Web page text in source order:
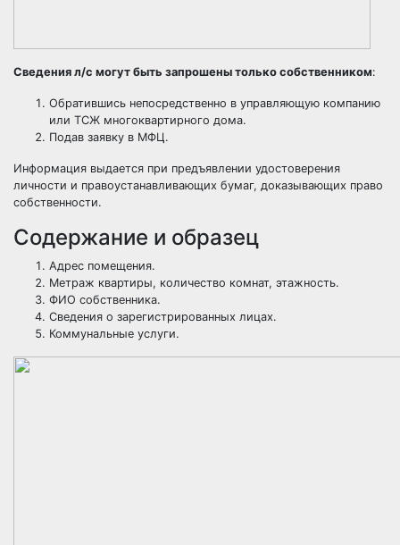
Сведения л/c могут быть запрошены только собственником:
Обратившись непосредственно в управляющую компанию
или ТСЖ многоквартирного дома.
Подав заявку в МФЦ.
Информация выдается при предъявлении удостоверения
личности и правоустанавливающих бумаг, доказывающих право
собственности.
Содержание и образец
Адрес помещения.
Метраж квартиры, количество комнат, этажность.
ФИО собственника.
Сведения о зарегистрированных лицах.
Коммунальные услуги.